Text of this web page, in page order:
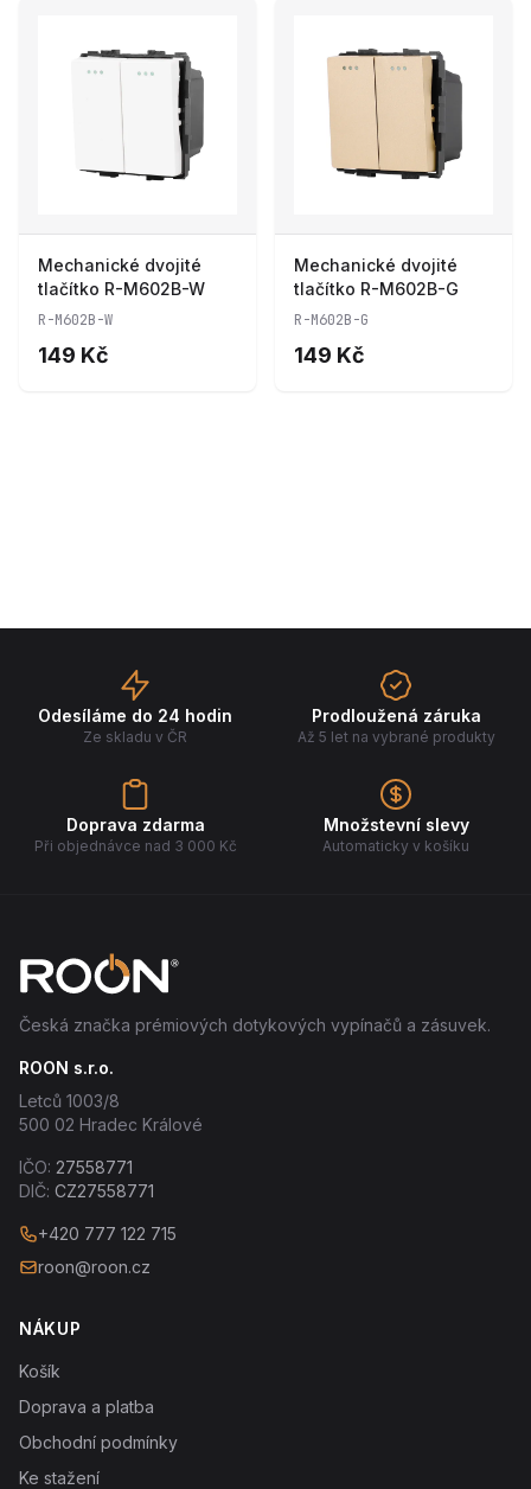
Mechanické dvojité
tlačítko R-M602B-W
R-M602B-W
149 Kč
Mechanické dvojité
tlačítko R-M602B-G
R-M602B-G
149 Kč
Odesíláme do 24 hodin
Ze skladu v ČR
Prodloužená záruka
Až 5 let na vybrané produkty
Doprava zdarma
Při objednávce nad 3 000 Kč
Množstevní slevy
Automaticky v košíku
Česká značka prémiových dotykových vypínačů a zásuvek.
ROON s.r.o.
Letců 1003/8
500 02 Hradec Králové
IČO: 27558771
DIČ: CZ27558771
+420 777 122 715
roon@roon.cz
NÁKUP
Košík
Doprava a platba
Obchodní podmínky
Ke stažení